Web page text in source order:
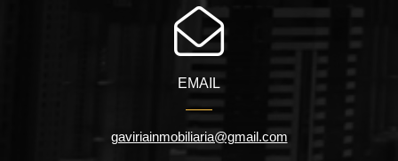
EMAIL
gaviriainmobiliaria@gmail.com